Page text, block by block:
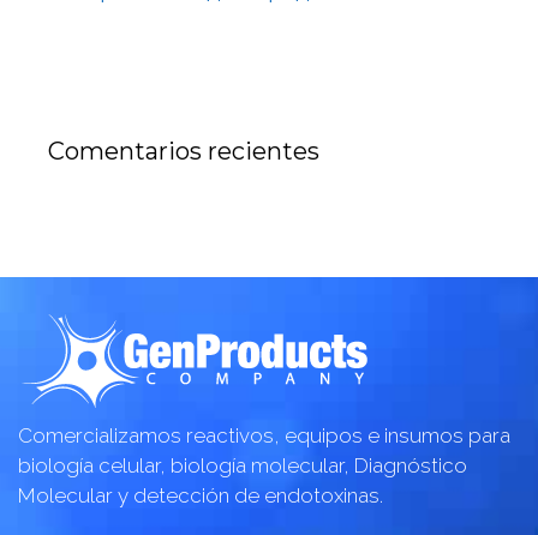
Comentarios recientes
Comercializamos reactivos, equipos e insumos para
biología celular, biología molecular, Diagnóstico
Molecular y detección de endotoxinas.